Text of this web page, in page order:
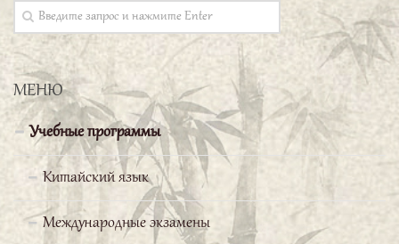
МЕНЮ
Учебные программы
Китайский язык
Международные экзамены
интересно!
Серебряков Павел
Китайская сторона
предоставила нам очень сильного
и грамотного преподавателя,
прекрасно владеющего русским языком. Он
объясняет материал очень доходчиво, поэтому